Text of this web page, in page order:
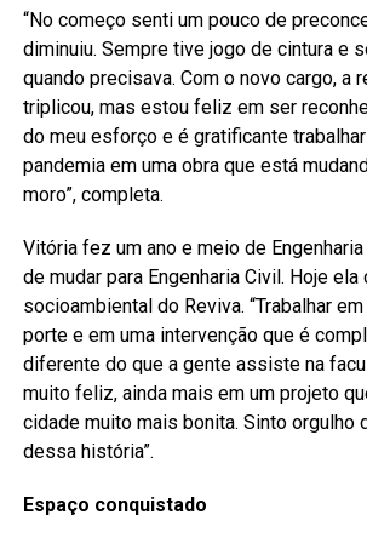
“No começo senti um pouco de
diminuiu. Sempre tive jogo de cintura e
quando precisava. Com o novo cargo, a
triplicou, mas estou feliz em ser
do meu esforço e é gratificante
pandemia em uma obra que está
moro”, completa.
Vitória fez um ano e meio de
de mudar para Engenharia Civil. Hoje
socioambiental do Reviva. “Trabalhar
porte e em uma intervenção que é
diferente do que a gente assiste na
muito feliz, ainda mais em um projeto
cidade muito mais bonita. Sinto orgulho
dessa história”.
Espaço conquistado